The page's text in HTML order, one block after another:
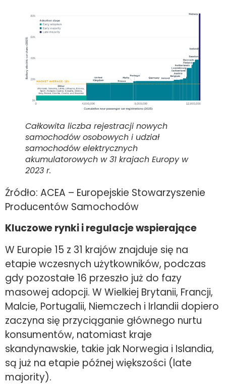
Całkowita liczba rejestracji nowych
samochodów osobowych i udział
samochodów elektrycznych
akumulatorowych w 31 krajach Europy w
2023 r.
Źródło: ACEA – Europejskie Stowarzyszenie
Producentów Samochodów
Kluczowe rynki i regulacje wspierające
W Europie 15 z 31 krajów znajduje się na
etapie wczesnych użytkowników, podczas
gdy pozostałe 16 przeszło już do fazy
masowej adopcji. W Wielkiej Brytanii, Francji,
Malcie, Portugalii, Niemczech i Irlandii dopiero
zaczyna się przyciąganie głównego nurtu
konsumentów, natomiast kraje
skandynawskie, takie jak Norwegia i Islandia,
są już na etapie późnej większości (late
majority).